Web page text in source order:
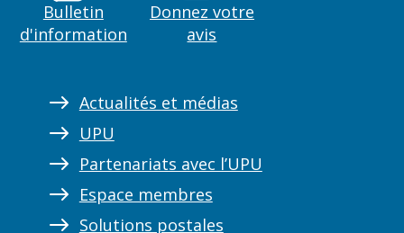
Bulletin
d'information
Donnez votre
avis
Actualités et médias
UPU
Partenariats avec l’UPU
Espace membres
Solutions postales